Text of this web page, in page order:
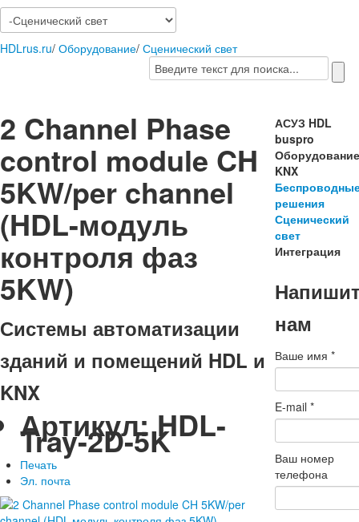
HDLrus.ru/ Оборудование/ Сценический свет
2 Channel Phase
control module CH
5KW/per channel
(HDL-модуль
контроля фаз
5KW)
Системы автоматизации
зданий и помещений HDL и
KNX
Артикул: HDL-
Tray-2D-5K
Печать
Эл. почта
АСУЗ HDL
buspro
KNX
решения
Сценический
свет
Интеграция
нам
Ваше имя*
E-mail*
Ваш номер
телефона